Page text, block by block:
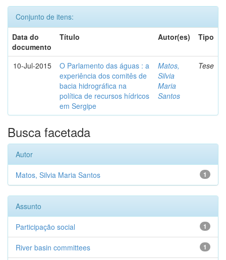
Conjunto de itens:
Data do
documento
Título Autor(es) Tipo
10-Jul-2015
O Parlamento das águas : a
experiência dos comitês de
bacia hidrográfica na
política de recursos hídricos
em Sergipe
Matos,
Silvia
Maria
Santos
Tese
Busca facetada
Autor
1
Matos, Silvia Maria Santos
Assunto
1
Participação social
1
River basin committees